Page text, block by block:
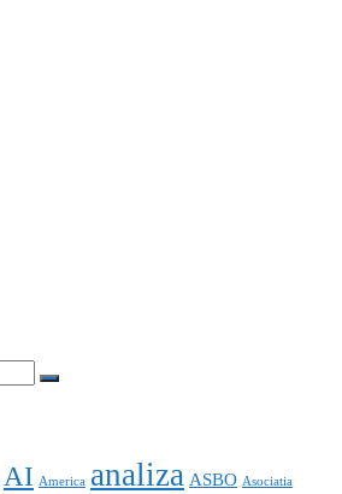
AI America analiza ASBO Asociatia